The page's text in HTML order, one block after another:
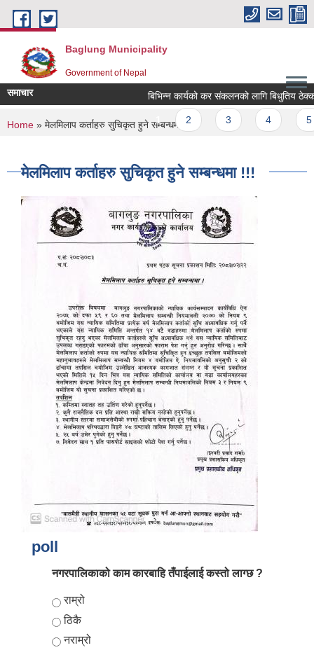
Skip to main content
Baglung Municipality
Government of Nepal
समाचार बिभिन्न कार्यको कर संकलनको लागि बिधुतिय ठेक्का
Pages
1 2
You are here
Home » मेलमिलाप कर्ताहरु सुचिकृत हुने सम्बन्धमा !!!
मेलमिलाप कर्ताहरु सुचिकृत हुने सम्बन्धमा !!!
poll
नगरपालिकाको काम कारबाहि तँपाईलाई कस्तो लाग्छ ?
Choices
राम्रो
ठिकै
नराम्रो